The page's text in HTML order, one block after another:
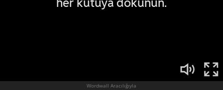
Wordwall Aracılığıyla